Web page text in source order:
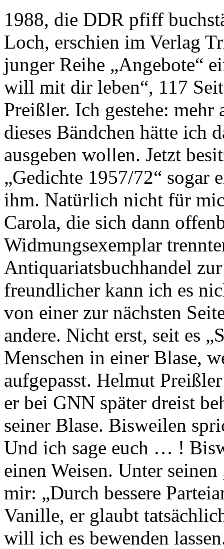
1988, die DDR pfiff
Loch, erschien im Verlag
junger Reihe „Angebote“
will mit dir leben“, 117
Preißler. Ich gestehe:
dieses Bändchen hätte ich
ausgeben wollen. Jetzt
„Gedichte 1957/72“ sogar
ihm. Natürlich nicht für
Carola, die sich dann
Widmungsexemplar
Antiquariatsbuchhandel
freundlicher kann ich es
von einer zur nächsten
andere. Nicht erst, seit es
Menschen in einer Blase,
aufgepasst. Helmut
er bei GNN später dreist
seiner Blase. Bisweilen
Und ich sage euch … !
einen Weisen. Unter
mir: „Durch bessere
Vanille, er glaubt
will ich es bewenden